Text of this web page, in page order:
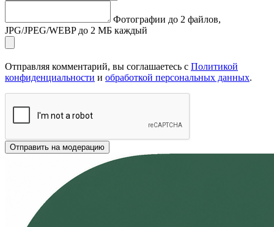
Фотографии до 2 файлов,
JPG/JPEG/WEBP до 2 МБ каждый
Отправляя комментарий, вы соглашаетесь с Политикой
конфиденциальности и обработкой персональных данных.
Отправить на модерацию